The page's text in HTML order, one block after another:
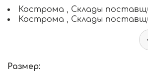
Кострома , Склады
Кострома , Склады
Размер: